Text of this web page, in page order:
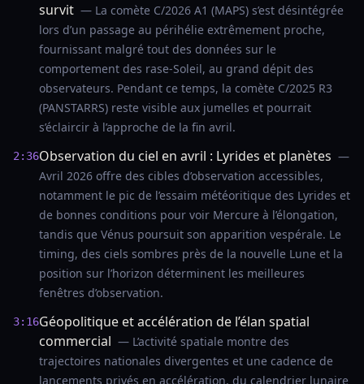
survit — La comète C/2026 A1 (MAPS) s’est désintégrée
lors d’un passage au périhélie extrêmement proche,
fournissant malgré tout des données sur le
comportement des rase-Soleil, au grand dépit des
observateurs. Pendant ce temps, la comète C/2025 R3
(PANSTARRS) reste visible aux jumelles et pourrait
s’éclaircir à l’approche de la fin avril.
2:36Observation du ciel en avril : Lyrides et planètes —
Avril 2026 offre des cibles d’observation accessibles,
notamment le pic de l’essaim météoritique des Lyrides et
de bonnes conditions pour voir Mercure à l’élongation,
tandis que Vénus poursuit son apparition vespérale. Le
timing, des ciels sombres près de la nouvelle Lune et la
position sur l’horizon déterminent les meilleures
fenêtres d’observation.
3:16Géopolitique et accélération de l’élan spatial
commercial — L’activité spatiale montre des
trajectoires nationales divergentes et une cadence de
lancements privés en accélération, du calendrier lunaire